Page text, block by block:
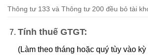
Thông tư 133 và Thông tư 200 đều bỏ tài
Tính thuế GTGT:
(Làm theo tháng hoặc quý tùy vào